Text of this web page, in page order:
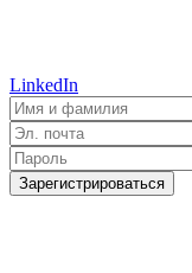
LinkedIn
Зарегистрироваться